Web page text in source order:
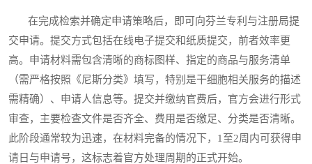
在完成检索并确定申请策略后，即可向芬兰专利与注册局提
交申请。提交方式包括在线电子提交和纸质提交，前者效率更
高。申请材料需包含清晰的商标图样、指定的商品与服务清单
（需严格按照《尼斯分类》填写，特别是干细胞相关服务的描述
需精确）、申请人信息等。提交并缴纳官费后，官方会进行形式
审查，主要检查文件是否齐全、费用是否缴足、分类是否清晰。
此阶段通常较为迅速，在材料完备的情况下，1至2周内可获得申
请日与申请号，这标志着官方处理周期的正式开始。